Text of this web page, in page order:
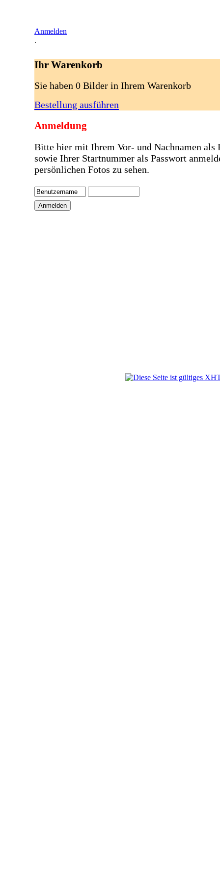
Anmelden
.
Ihr Warenkorb
Sie haben 0 Bilder in Ihrem Warenkorb
Bestellung ausführen
Anmeldung
Bitte hier mit Ihrem Vor- und Nachnamen als
sowie Ihrer Startnummer als Passwort
persönlichen Fotos zu sehen.